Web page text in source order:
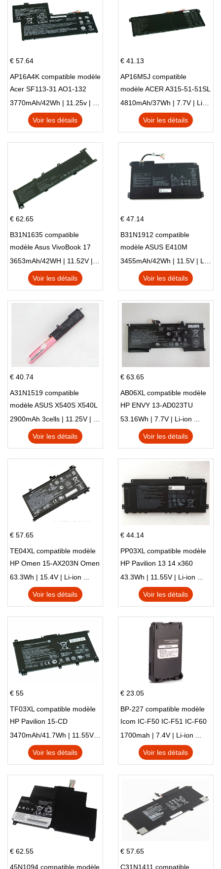
€ 57.64
AP16A4K compatible modèle
Acer SF113-31 AO1-132
NE132
3770mAh/42Wh | 11.25v | Li-ion ...
Voir les détails
€ 41.13
AP16M5J compatible
modèle ACER A315-51-51SL
N17Q1 SERIES
4810mAh/37Wh | 7.7V | Li-ion ...
Voir les détails
€ 62.65
B31N1635 compatible
modèle Asus VivoBook 17
X705NC X705UA X705UV
X705UN X705UD
3653mAh/42WH | 11.52V | Li-ion ...
Voir les détails
€ 47.14
B31N1912 compatible
modèle ASUS E410M
E410MA L410MA
3455mAh/42Wh | 11.5V | Li-ion ...
Voir les détails
€ 40.74
A31N1519 compatible
modèle ASUS X540S X540L
X540LA-SI302 X540SA
X540S
2900mAh 3cells | 11.25V | Li-ion ...
Voir les détails
€ 63.65
AB06XL compatible modèle
HP ENVY 13-AD023TU
HSTNN-DB8C 921438-855
TPN-I128
53.16Wh | 7.7V | Li-ion ...
Voir les détails
€ 57.65
TE04XL compatible modèle
HP Omen 15-AX203N Omen
15 Series Pavilion 15 Series
63.3Wh | 15.4V | Li-ion ...
Voir les détails
€ 44.14
PP03XL compatible modèle
HP Pavilion 13 14 x360
L83388-AC1 L83388-421
HSTNN-LB8S M01118-421
M01144-005 13-BB 14-DV
43.3Wh | 11.55V | Li-ion ...
Voir les détails
€ 55
TF03XL compatible modèle
HP Pavilion 15-CD
3470mAh/41.7Wh | 11.55V | Li-ion ...
Voir les détails
€ 23.05
BP-227 compatible modèle
Icom IC-F50 IC-F51 IC-F60
IC-F61 IC-M87
1700mah | 7.4V | Li-ion ...
Voir les détails
€ 62.55
45N1094 compatible modèle
€ 57.65
C31N1411 compatible